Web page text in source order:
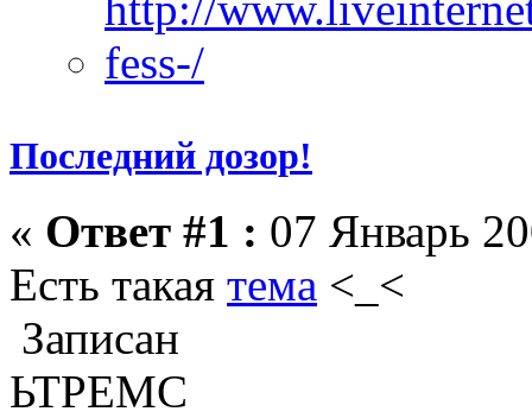
Последний дозор!
« Ответ #1 : 07 Январь
Есть такая тема <_<
Записан
ЬТРЕМС